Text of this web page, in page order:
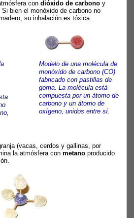
con dióxido de carbono y
Si bien el monóxido de carbono no
su inhalación es tóxica.
Modelo de una molécula de
monóxido de carbono (CO)
fabricado con pastillas de
goma. La molécula está
compuesta por un átomo de
carbono y un átomo de
oxígeno, unidos entre sí.
(vacas, cerdos y gallinas, por
la atmósfera con metano producido